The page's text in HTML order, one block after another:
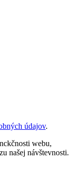
údajov.
webu,
našej návštevnosti.